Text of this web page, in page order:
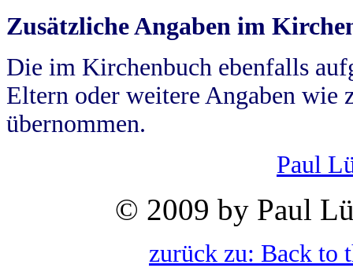
Zusätzliche Angaben im
Die im Kirchenbuch ebenfalls
Eltern oder weitere Angaben wie
übernommen.
Paul
© 2009 by Paul
zurück zu: Back to